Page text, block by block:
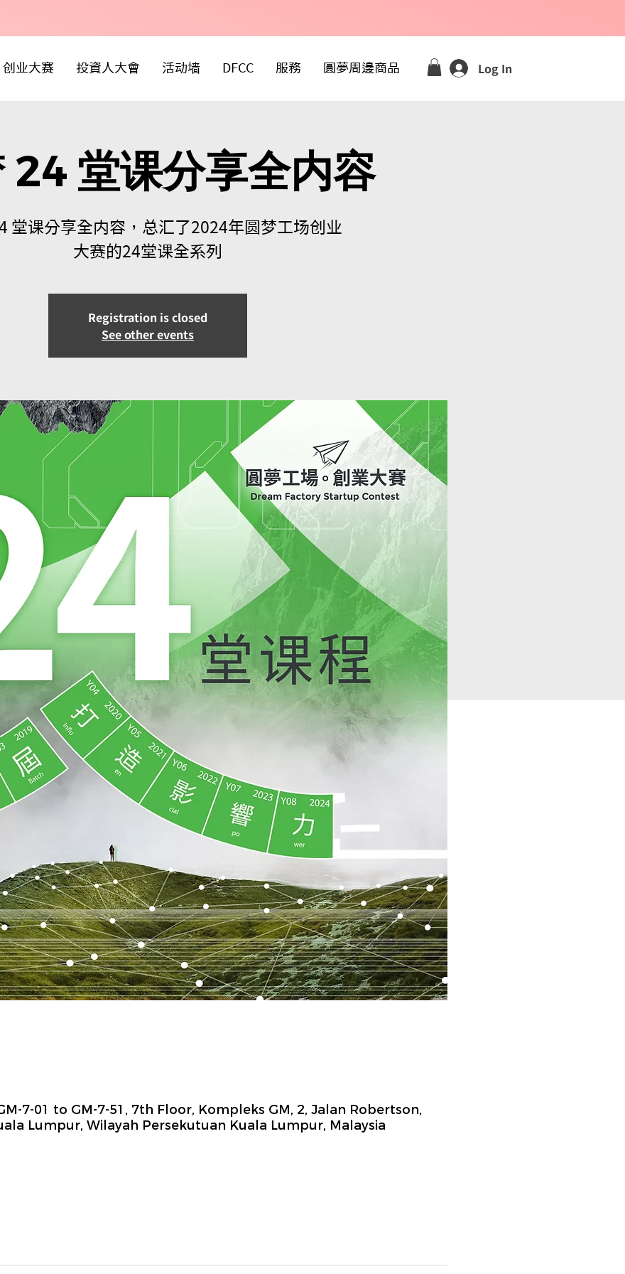
创业大赛 投資人大會 活动墙 DFCC 服務 圓夢周邊商品 Log In
24 堂课分享全内容
堂课分享全内容，总汇了2024年圆梦工场创业
大赛的24堂课全系列
Registration is closed
See other events
7-01 to GM-7-51, 7th Floor, Kompleks GM, 2, Jalan Robertson,
Lumpur, Wilayah Persekutuan Kuala Lumpur, Malaysia